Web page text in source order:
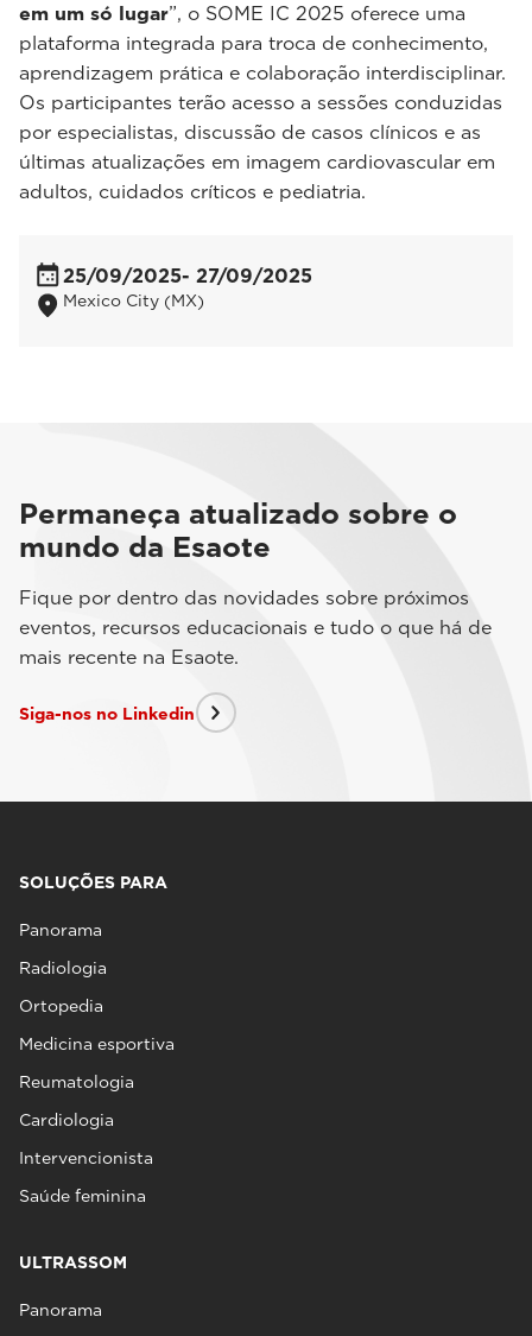
em um só lugar”, o SOME IC 2025 oferece uma
plataforma integrada para troca de conhecimento,
aprendizagem prática e colaboração interdisciplinar.
Os participantes terão acesso a sessões conduzidas
por especialistas, discussão de casos clínicos e as
últimas atualizações em imagem cardiovascular em
adultos, cuidados críticos e pediatria.
25/09/2025- 27/09/2025
Mexico City (MX)
Permaneça atualizado sobre o
mundo da Esaote
Fique por dentro das novidades sobre próximos
eventos, recursos educacionais e tudo o que há de
mais recente na Esaote.
Siga-nos no Linkedin
SOLUÇÕES PARA
Panorama
Radiologia
Ortopedia
Medicina esportiva
Reumatologia
Cardiologia
Intervencionista
Saúde feminina
ULTRASSOM
Panorama